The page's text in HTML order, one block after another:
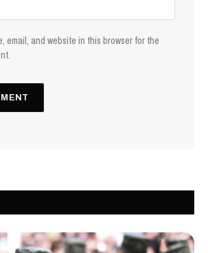
email, and website in this browser for the